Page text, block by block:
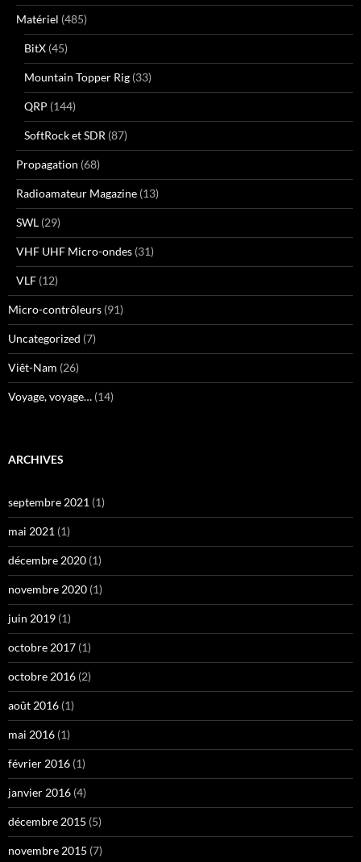
Matériel (485)
BitX (45)
Mountain Topper Rig (33)
QRP (144)
SoftRock et SDR (87)
Propagation (68)
Radioamateur Magazine (13)
SWL (29)
VHF UHF Micro-ondes (31)
VLF (12)
Micro-contrôleurs (91)
Uncategorized (7)
Viêt-Nam (26)
Voyage, voyage… (14)
ARCHIVES
septembre 2021 (1)
mai 2021 (1)
décembre 2020 (1)
novembre 2020 (1)
juin 2019 (1)
octobre 2017 (1)
octobre 2016 (2)
août 2016 (1)
mai 2016 (1)
février 2016 (1)
janvier 2016 (4)
décembre 2015 (5)
novembre 2015 (7)